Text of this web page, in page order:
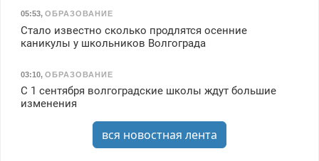
05:53, ОБРАЗОВАНИЕ
Стало известно сколько продлятся осенние
каникулы у школьников Волгограда
03:10, ОБРАЗОВАНИЕ
С 1 сентября волгоградские школы ждут большие
изменения
вся новостная лента